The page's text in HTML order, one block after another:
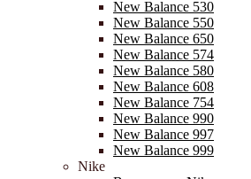
New Balance 530
New Balance 550
New Balance 650
New Balance 574
New Balance 580
New Balance 608
New Balance 754
New Balance 990
New Balance 997
New Balance 999
Nike